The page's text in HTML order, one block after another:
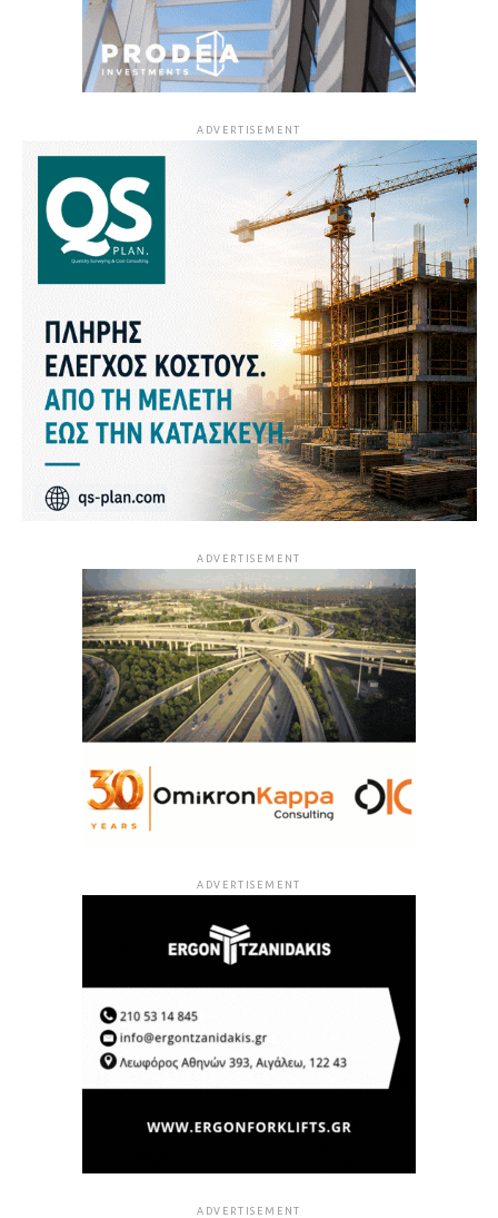
ADVERTISEMENT
ADVERTISEMENT
ADVERTISEMENT
ADVERTISEMENT